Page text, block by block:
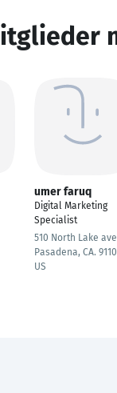
umer faruq
Digital Marketing
Specialist
510 North Lake
Pasadena, CA.
US